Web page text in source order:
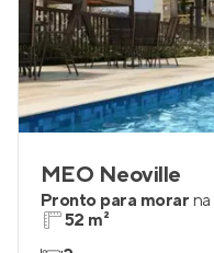
MEO Neoville
Pronto para morar na
52 m²